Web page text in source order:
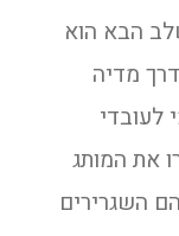
הבא הוא
מדיה
לעובדי
את המותג
השגרירים